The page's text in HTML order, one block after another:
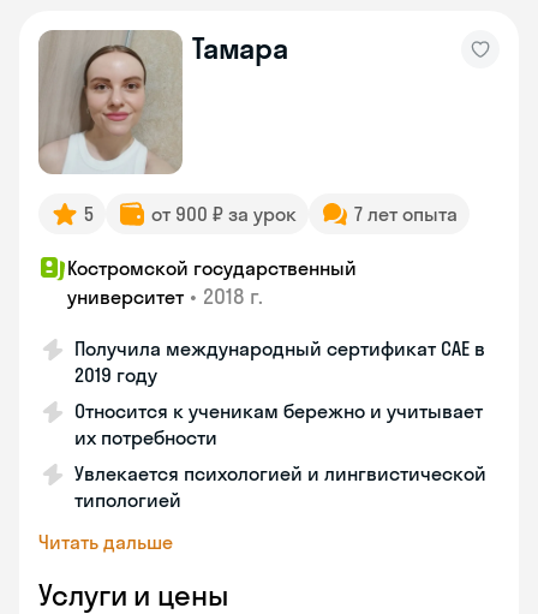
Тамара
5 от 900 ₽ за урок 7 лет опыта
Костромской государственный
университет • 2018 г.
Получила международный сертификат CAE в
2019 году
Относится к ученикам бережно и учитывает
их потребности
Увлекается психологией и лингвистической
типологией
Читать дальше
Услуги и цены